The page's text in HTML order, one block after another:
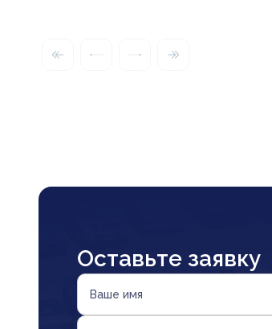
Оставьте заявку
Ваше имя